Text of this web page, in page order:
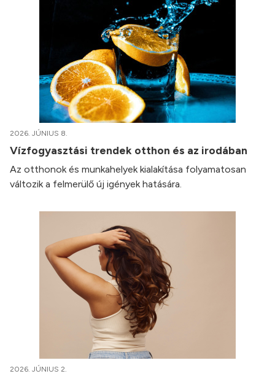
2026. JÚNIUS 8.
Vízfogyasztási trendek otthon és az irodában
Az otthonok és munkahelyek kialakítása folyamatosan
változik a felmerülő új igények hatására.
2026. JÚNIUS 2.